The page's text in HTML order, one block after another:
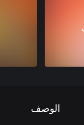
الوصف